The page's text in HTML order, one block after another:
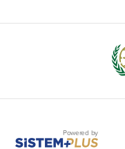
Powered by